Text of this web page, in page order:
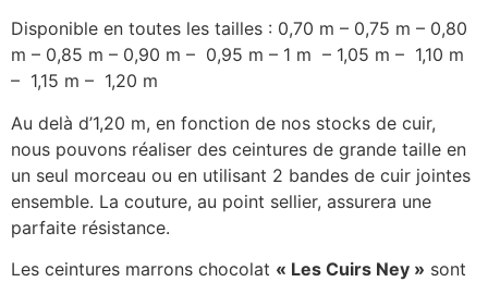
Disponible en toutes les tailles : 0,70 m – 0,75 m – 0,80
m – 0,85 m – 0,90 m – 0,95 m – 1 m – 1,05 m – 1,10 m
– 1,15 m – 1,20 m
Au delà d’1,20 m, en fonction de nos stocks de cuir,
nous pouvons réaliser des ceintures de grande taille en
un seul morceau ou en utilisant 2 bandes de cuir jointes
ensemble. La couture, au point sellier, assurera une
parfaite résistance.
Les ceintures marrons chocolat « Les Cuirs Ney » sont